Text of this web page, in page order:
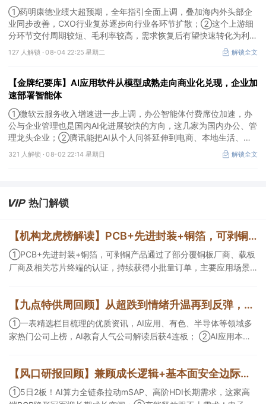
扩散，这个上游细分环节交付周期较短、毛利率较高，需求恢复
后有望快速转化为利润
①药明康德业绩大超预期，全年指引全面上调，叠加海内外头部企
业同步改善，CXO行业复苏逐步向行业各环节扩散；②这个上游细
分环节交付周期较短、毛利率较高，需求恢复后有望快速转化为利
润，率先完成客户认证并具备规模化生产能力的企业竞争优势更明
显；③相较2019—2021年周期，本轮更多来自存量管线向中后期推
修复，该环节业绩兑现属性更强。
127 人解锁 ·08-04 22:25 星期二 解锁全文
【金牌纪要库】AI应用软件从模型成熟走向商业化兑现，企业加
速部署智能体
①微软云服务收入增速进一步上调，办公智能体付费席位加速，办
公与企业管理也是国内AI化进展较快的方向，这几家为国内办公、管
理龙头企业；②腾讯能把AI从个人问答延伸到电商、本地生活、企
业协同，并保留较强的开放生态特征，在AI智能体时代具有强竞争
力，这几家企业与腾讯业务联系紧密；③AI应用扩张会显著增加推
第三方算力租赁企业更加受益。
321 人解锁 ·08-02 22:14 星期日 解锁全文
热门解锁
【机构龙虎榜解读】PCB+先进封装+铜箔，可剥铜产品通过了部分覆铜板厂商、载板厂商及相关芯片终端的认证，持续获得小批量订单，主要应用场景包括芯片封装光模块用PCB，机构大额净买入这家公司
①PCB+先进封装+铜箔，可剥铜产品通过了部分覆铜板厂商、载板
厂商及相关芯片终端的认证，持续获得小批量订单，主要应用场景
等方面具有丰富经验，具备承接细胞与基因治疗产品商业化受托生
产的合规资质，这家公司获净买入。
【九点特供周回顾】从超跌到情绪升温再到反弹，栏目梳理AI应用题材逻辑，AI教育人气公司解读后获4连板
①一表精选栏目梳理的优质资讯，AI应用、有色、半导体等领域多
家热门公司上榜，AI教育人气公司解读后获4连板； ②AI应用本周
角前瞻产业供需情况，提及2家核心公司双双涨停。
【风口研报回顾】兼顾成长逻辑+基本面安全边际！王牌自营前瞻覆盖“pcb+MLCC+电子布”，梳理AI产业链优质标的“深坑起跳”
①5日2板！AI算力全链条拉动mSAP、高阶HDI长期需求，这家高